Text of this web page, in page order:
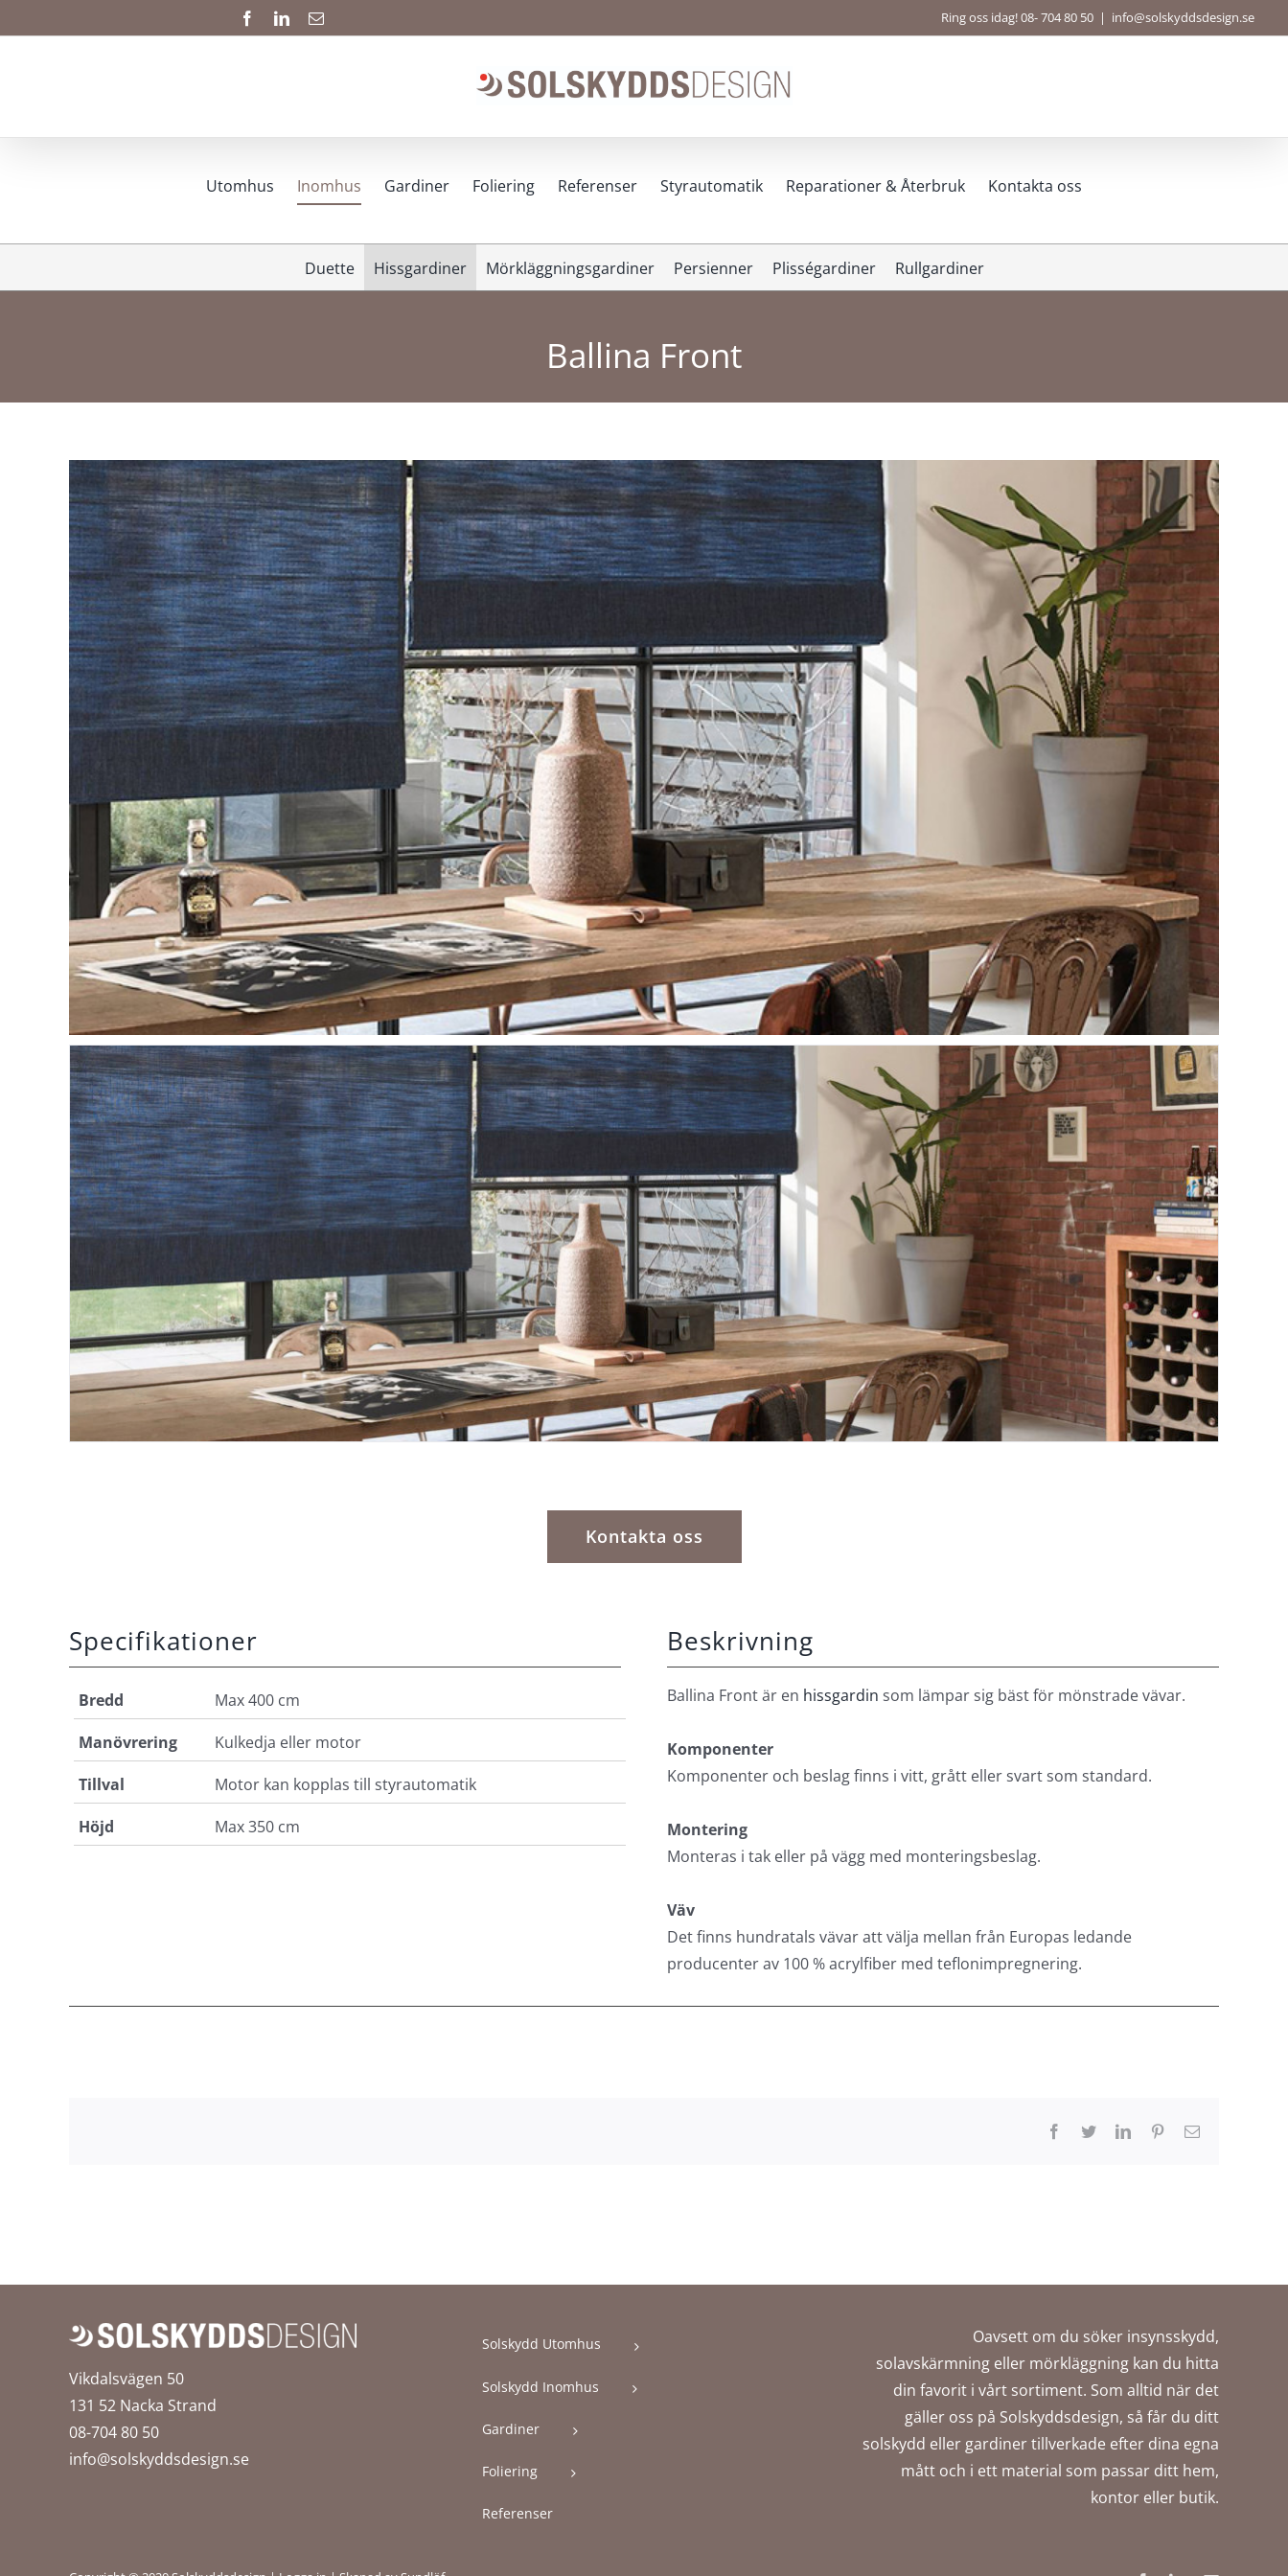
till
Duette Hissgardiner Mörkläggningsgardiner Persienner Plisségardiner Rullgardiner
FacebookLinkedIn
E-
post
Ring oss idag! 08- 704 80 50 | info@solskyddsdesign.se
Utomhus Inomhus Gardiner Foliering Referenser Styrautomatik Reparationer & Återbruk Kontakta oss
Ballina Front
Visa
större
bild
Kontakta oss
Specifikationer
Bredd
Max 400 cm
Manövrering
Kulkedja eller motor
Tillval
Motor kan kopplas till styrautomatik
Höjd
Max 350 cm
Beskrivning
Ballina Front är en hissgardin som lämpar sig bäst för mönstrade vävar.
Komponenter
Komponenter och beslag finns i vitt, grått eller svart som standard.
Montering
Monteras i tak eller på vägg med monteringsbeslag.
Väv
Det finns hundratals vävar att välja mellan från Europas ledande
producenter av 100 % acrylfiber med teflonimpregnering.
Facebook
TwitterLinkedInPinterest
E-
Vikdalsvägen 50
131 52 Nacka Strand
08-704 80 50
info@solskyddsdesign.se
Solskydd Utomhus
Solskydd Inomhus
Gardiner
Foliering
Referenser
Oavsett om du söker insynsskydd,
solavskärmning eller mörkläggning kan du hitta
din favorit i vårt sortiment. Som alltid när det
gäller oss på Solskyddsdesign, så får du ditt
solskydd eller gardiner tillverkade efter dina egna
mått och i ett material som passar ditt hem,
kontor eller butik.